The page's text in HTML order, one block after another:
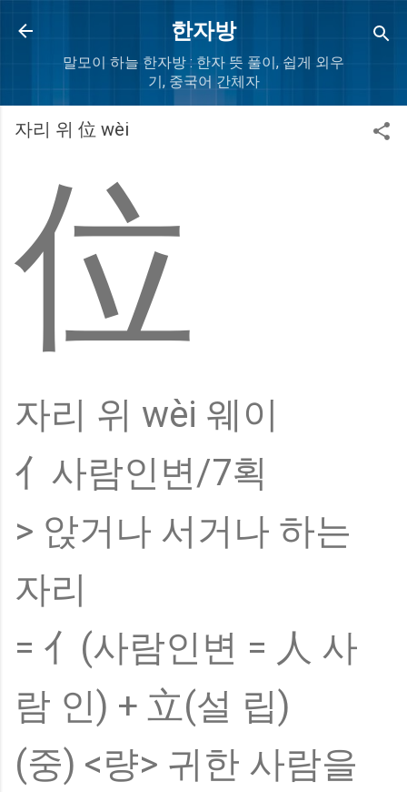
Skip to main content
한자방
말모이 하늘 한자방 : 한자 뜻 풀이, 쉽게 외우
기, 중국어 간체자
자리 위 位 wèi
位
자리 위 wèi 웨이
亻사람인변/7획
> 앉거나 서거나 하는
자리
= 亻(사람인변 = 人 사
람 인) + 立(설 립)
(중) <량> 귀한 사람을